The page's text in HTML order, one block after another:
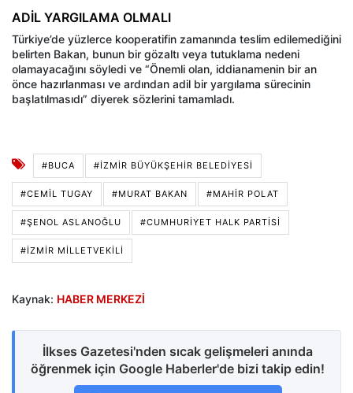
ADİL YARGILAMA OLMALI
Türkiye’de yüzlerce kooperatifin zamanında teslim edilemediğini
belirten Bakan, bunun bir gözaltı veya tutuklama nedeni
olamayacağını söyledi ve “Önemli olan, iddianamenin bir an
önce hazırlanması ve ardından adil bir yargılama sürecinin
başlatılmasıdı” diyerek sözlerini tamamladı.
#BUCA #İZMIR BÜYÜKŞEHIR BELEDIYESI
#CEMIL TUGAY #MURAT BAKAN #MAHIR POLAT
#ŞENOL ASLANOĞLU #CUMHURİYET HALK PARTİSİ
#İZMIR MILLETVEKILI
Kaynak: HABER MERKEZİ
İlkses Gazetesi'nden sıcak gelişmeleri anında
öğrenmek için Google Haberler'de bizi takip edin!